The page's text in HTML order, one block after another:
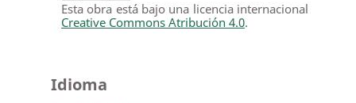
Esta obra está bajo una licencia internacional
Creative Commons Atribución 4.0.
Idioma